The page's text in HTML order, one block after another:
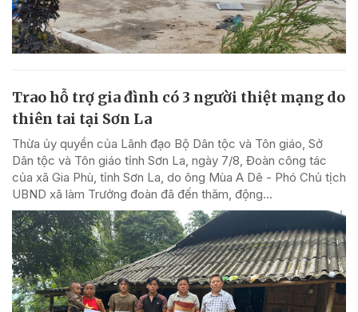
Trao hỗ trợ gia đình có 3 người thiệt mạng do
thiên tai tại Sơn La
Thừa ủy quyền của Lãnh đạo Bộ Dân tộc và Tôn giáo, Sở
Dân tộc và Tôn giáo tỉnh Sơn La, ngày 7/8, Đoàn công tác
của xã Gia Phù, tỉnh Sơn La, do ông Mùa A Dê - Phó Chủ tịch
UBND xã làm Trưởng đoàn đã đến thăm, động...